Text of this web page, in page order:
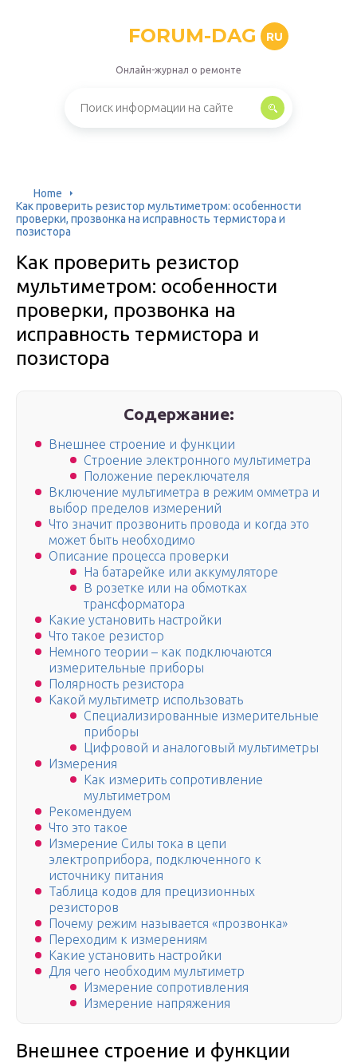
FORUM-DAG RU
Онлайн-журнал о ремонте
Home
Как проверить резистор мультиметром: особенности
проверки, прозвонка на исправность термистора и
позистора
Как проверить резистор
мультиметром: особенности
проверки, прозвонка на
исправность термистора и
позистора
Содержание:
Внешнее строение и функции
Строение электронного мультиметра
Положение переключателя
Включение мультиметра в режим омметра и
выбор пределов измерений
Что значит прозвонить провода и когда это
может быть необходимо
Описание процесса проверки
На батарейке или аккумуляторе
В розетке или на обмотках
трансформатора
Какие установить настройки
Что такое резистор
Немного теории – как подключаются
измерительные приборы
Полярность резистора
Какой мультиметр использовать
Специализированные измерительные
приборы
Цифровой и аналоговый мультиметры
Измерения
Как измерить сопротивление
мультиметром
Рекомендуем
Что это такое
Измерение Силы тока в цепи
электроприбора, подключенного к
источнику питания
Таблица кодов для прецизионных
резисторов
Почему режим называется «прозвонка»
Переходим к измерениям
Какие установить настройки
Для чего необходим мультиметр
Измерение сопротивления
Измерение напряжения
Внешнее строение и функции